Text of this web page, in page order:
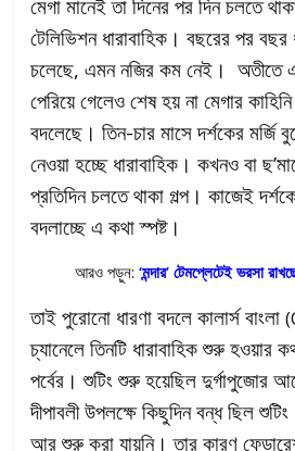
মেগা মানেই তা দিনের পর দিন চলতে
টেলিভিশন ধারাবাহিক। বছরের পর বছর
চলেছে, এমন নজির কম নেই। অতীতে
পেরিয়ে গেলেও শেষ হয় না মেগার
বদলেছে। তিন-চার মাসে দর্শকের মর্জি
নেওয়া হচ্ছে ধারাবাহিক। কখনও বা
প্রতিদিন চলতে থাকা গল্প। কাজেই
বদলাচ্ছে এ কথা স্পষ্ট।
আরও পড়ুন: ‘মন্দার’ টেমপ্লেটেই ভরসা
তাই পুরোনো ধারণা বদলে কালার্স বাংলা
চ্যানেলে তিনটি ধারাবাহিক শুরু হওয়ার
পর্বের। শুটিং শুরু হয়েছিল দুর্গাপুজোর
দীপাবলী উপলক্ষে কিছুদিন বন্ধ ছিল
আর শুরু করা যায়নি। তার কারণ